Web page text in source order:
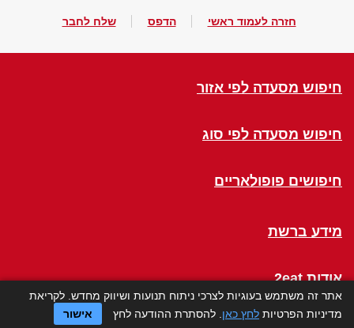
חזרה לעמוד ראשי הדפס שלח לחבר
חיפוש מסעדה לפי אזור
חיפוש מסעדה לפי סוג
חיפושים פופולאריים
מידע ברשת
אודות 2eat
Click a Table
אתר זה משתמש בעוגיות לצרכי ניתוח תנועות ושיווק מחדש. לקריאת
מדיניות הפרטיות לחץ כאן . להסתרת ההודעה לחץ אישור